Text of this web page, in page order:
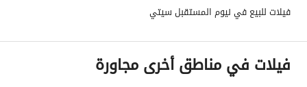
فيلات للبيع في نيوم المستقبل سيتي
فيلات في مناطق أخرى مجاورة